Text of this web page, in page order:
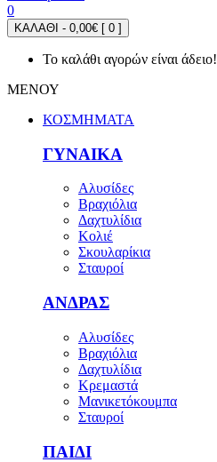
0
ΚΑΛΑΘΙ - 0,00€ [ 0 ]
Το καλάθι αγορών είναι άδειο!
ΜΕΝΟΥ
ΚΟΣΜΗΜΑΤΑ
ΓΥΝΑΙΚΑ
Αλυσίδες
Βραχιόλια
Δαχτυλίδια
Κολιέ
Σκουλαρίκια
Σταυροί
ΑΝΔΡΑΣ
Αλυσίδες
Βραχιόλια
Δαχτυλίδια
Κρεμαστά
Μανικετόκουμπα
Σταυροί
ΠΑΙΔΙ